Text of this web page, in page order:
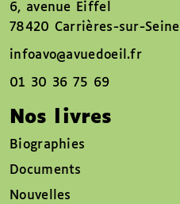
6, avenue Eiffel
78420 Carrières-sur-Seine
infoavo@avuedoeil.fr
01 30 36 75 69
Nos livres
Biographies
Documents
Nouvelles